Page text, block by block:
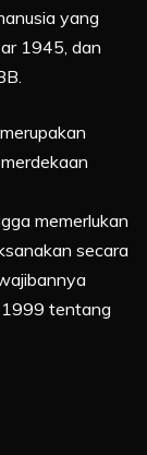
yang
1945, dan
memerlukan
secara
1999 tentang